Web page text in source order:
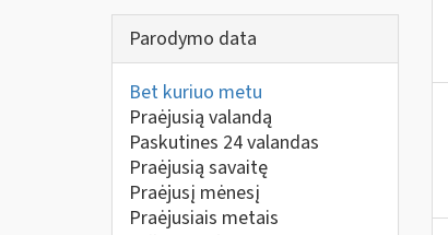
Parodymo data
Bet kuriuo metu
Praėjusią valandą
Paskutines 24 valandas
Praėjusią savaitę
Praėjusį mėnesį
Praėjusiais metais